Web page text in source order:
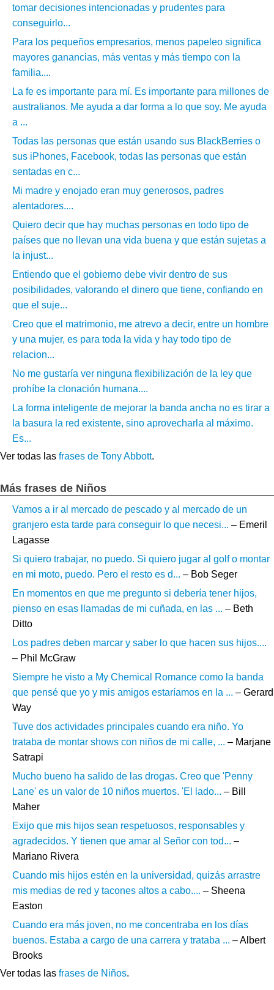
tomar decisiones intencionadas y prudentes para
conseguirlo...
Para los pequeños empresarios, menos papeleo significa
mayores ganancias, más ventas y más tiempo con la
familia....
La fe es importante para mí. Es importante para millones de
australianos. Me ayuda a dar forma a lo que soy. Me ayuda
a ...
Todas las personas que están usando sus BlackBerries o
sus iPhones, Facebook, todas las personas que están
sentadas en c...
Mi madre y enojado eran muy generosos, padres
alentadores....
Quiero decir que hay muchas personas en todo tipo de
países que no llevan una vida buena y que están sujetas a
la injust...
Entiendo que el gobierno debe vivir dentro de sus
posibilidades, valorando el dinero que tiene, confiando en
que el suje...
Creo que el matrimonio, me atrevo a decir, entre un hombre
y una mujer, es para toda la vida y hay todo tipo de
relacion...
No me gustaría ver ninguna flexibilización de la ley que
prohíbe la clonación humana....
La forma inteligente de mejorar la banda ancha no es tirar a
la basura la red existente, sino aprovecharla al máximo.
Es...
Ver todas las frases de Tony Abbott.
Más frases de Niños
Vamos a ir al mercado de pescado y al mercado de un
granjero esta tarde para conseguir lo que necesi... – Emeril
Lagasse
Si quiero trabajar, no puedo. Si quiero jugar al golf o montar
en mi moto, puedo. Pero el resto es d... – Bob Seger
En momentos en que me pregunto si debería tener hijos,
pienso en esas llamadas de mi cuñada, en las ... – Beth
Ditto
Los padres deben marcar y saber lo que hacen sus hijos....
– Phil McGraw
Siempre he visto a My Chemical Romance como la banda
que pensé que yo y mis amigos estaríamos en la ... – Gerard
Way
Tuve dos actividades principales cuando era niño. Yo
trataba de montar shows con niños de mi calle, ... – Marjane
Satrapi
Mucho bueno ha salido de las drogas. Creo que 'Penny
Lane' es un valor de 10 niños muertos. 'El lado... – Bill
Maher
Exijo que mis hijos sean respetuosos, responsables y
agradecidos. Y tienen que amar al Señor con tod... –
Mariano Rivera
Cuando mis hijos estén en la universidad, quizás arrastre
mis medias de red y tacones altos a cabo.... – Sheena
Easton
Cuando era más joven, no me concentraba en los días
buenos. Estaba a cargo de una carrera y trataba ... – Albert
Brooks
Ver todas las frases de Niños.